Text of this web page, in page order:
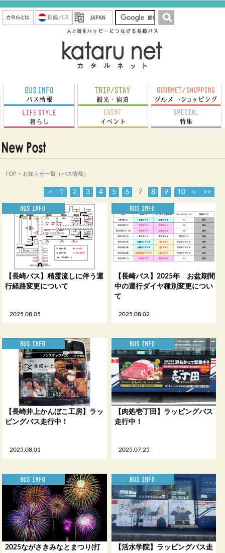
TOP > お知らせ一覧（バス情報）
＜ 1 2 3 4 5 6 7 8 9 10 ＞ >>
2025.08.05
【長崎バス】精霊流しに伴う運
行経路変更について
2025.08.02
【長崎バス】2025年 お盆期間
中の運行ダイヤ種別変更につい
て
2025.08.01
【長崎井上かんぼこ工房】ラッ
ピングバス走行中！
2025.07.25
【肉処壱丁田】ラッピングバス
走行中！
2025ながさきみなとまつり(打
【活水学院】ラッピングバス走